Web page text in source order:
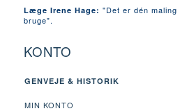
Læge Irene Hage: "Det er dén
bruge".
KONTO
GENVEJE & HISTORIK
MIN KONTO